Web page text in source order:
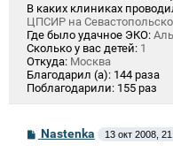
В каких клиниках
ЦПСИР на
Где было удачное ЭКО:
Сколько у вас детей: 1
Откуда: Москва
Благодарил (а): 144 раза
Поблагодарили: 155 раз
СNastenka 13 окт 2008,